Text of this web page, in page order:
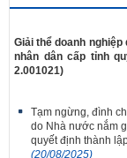
Giải thể doanh
nhân dân cấp tỉnh
2.001021)
Tạm ngừng, đình
do Nhà nước nắm
quyết định thành
(20/08/2025)